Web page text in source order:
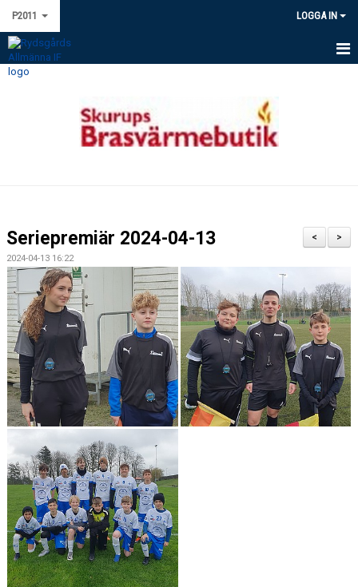
P2011 LOGGA IN
HEM
BILDGALLERI
DOKUMENT
KONTAKT
>
<
Seriepremiär 2024-04-13
2024-04-13 16:22